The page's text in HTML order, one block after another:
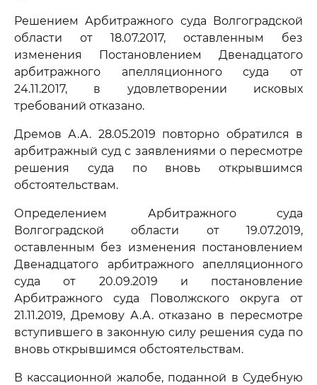
Решением Арбитражного суда Волгоградской
области от 18.07.2017, оставленным без
изменения Постановлением Двенадцатого
арбитражного апелляционного суда от
24.11.2017, в удовлетворении исковых
требований отказано.
Дремов А.А. 28.05.2019 повторно обратился в
арбитражный суд с заявлениями о пересмотре
решения суда по вновь открывшимся
обстоятельствам.
Определением Арбитражного суда
Волгоградской области от 19.07.2019,
оставленным без изменения постановлением
Двенадцатого арбитражного апелляционного
суда от 20.09.2019 и постановление
Арбитражного суда Поволжского округа от
21.11.2019, Дремову А.А. отказано в пересмотре
вступившего в законную силу решения суда по
вновь открывшимся обстоятельствам.
В кассационной жалобе, поданной в Судебную